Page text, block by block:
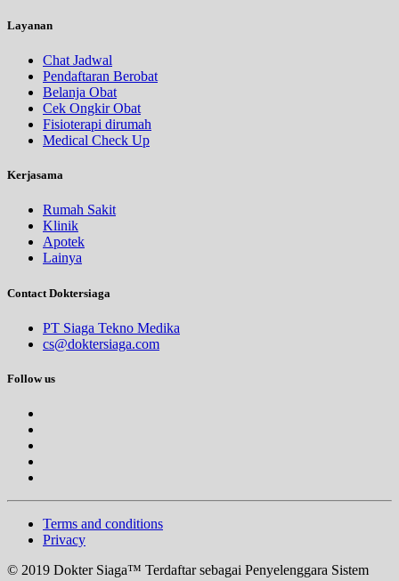
Layanan
Chat Jadwal
Pendaftaran Berobat
Belanja Obat
Cek Ongkir Obat
Fisioterapi dirumah
Medical Check Up
Kerjasama
Rumah Sakit
Klinik
Apotek
Lainya
Contact Doktersiaga
PT Siaga Tekno Medika
cs@doktersiaga.com
Follow us
Terms and conditions
Privacy
© 2019 Dokter Siaga™ Terdaftar sebagai Penyelenggara Sistem